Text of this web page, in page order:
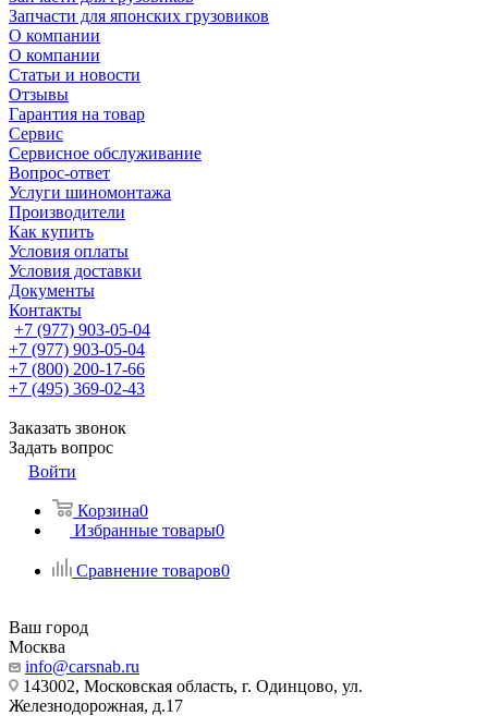
Запчасти для японских грузовиков
О компании
О компании
Статьи и новости
Отзывы
Гарантия на товар
Сервис
Сервисное обслуживание
Вопрос-ответ
Услуги шиномонтажа
Производители
Как купить
Условия оплаты
Условия доставки
Документы
Контакты
+7 (977) 903-05-04
+7 (977) 903-05-04
+7 (800) 200-17-66
+7 (495) 369-02-43
Заказать звонок
Задать вопрос
Войти
Корзина0
Избранные товары0
Сравнение товаров0
Ваш город
Москва
info@carsnab.ru
143002, Московская область, г. Одинцово, ул.
Железнодорожная, д.17